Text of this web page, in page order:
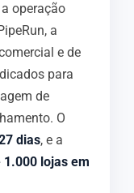
operação
a
e de
para
de
O
dias, e a
lojas em